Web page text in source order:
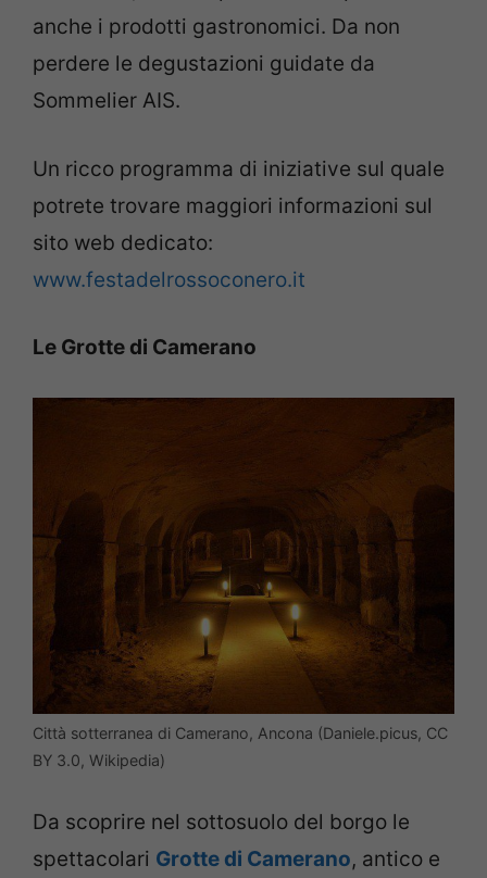
anche i prodotti gastronomici. Da non
perdere le degustazioni guidate da
Sommelier AIS.
Un ricco programma di iniziative sul quale
potrete trovare maggiori informazioni sul
sito web dedicato:
www.festadelrossoconero.it
Le Grotte di Camerano
Città sotterranea di Camerano, Ancona (Daniele.picus, CC
BY 3.0, Wikipedia)
Da scoprire nel sottosuolo del borgo le
spettacolari Grotte di Camerano, antico e